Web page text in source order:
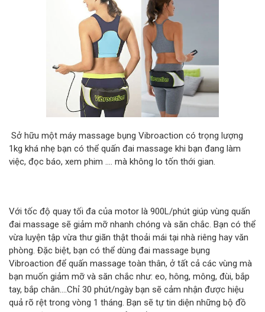
Sở hữu một máy massage bụng Vibroaction có trọng lượng
1kg khá nhẹ bạn có thể quấn đai massage khi bạn đang làm
việc, đọc báo, xem phim .... mà không lo tốn thới gian.
Với tốc độ quay tối đa của motor là 900L/phút giúp vùng quấn
đai massage sẽ giảm mỡ nhanh chóng và săn chắc. Bạn có thể
vừa luyện tập vừa thư giãn thật thoải mái tại nhà riêng hay văn
phòng. Đặc biệt, bạn có thể dùng đai massage bụng
Vibroaction để quấn massage toàn thân, ở tất cả các vùng mà
bạn muốn giảm mỡ và săn chắc như: eo, hông, mông, đùi, bắp
tay, bắp chân....Chỉ 30 phút/ngày bạn sẽ cảm nhận được hiệu
quả rõ rệt trong vòng 1 tháng. Bạn sẽ tự tin diện những bộ đồ